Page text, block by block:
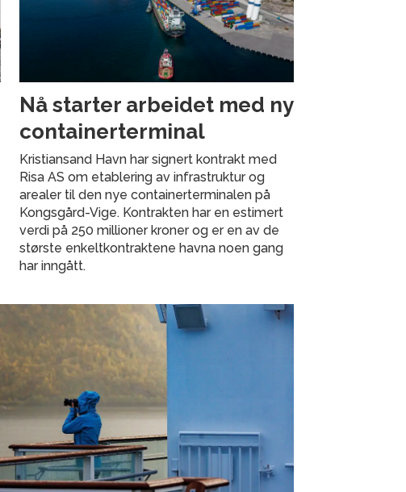
Nå starter arbeidet med ny
containerterminal
Kristiansand Havn har signert kontrakt med
Risa AS om etablering av infrastruktur og
arealer til den nye containerterminalen på
Kongsgård-Vige. Kontrakten har en estimert
verdi på 250 millioner kroner og er en av de
største enkeltkontraktene havna noen gang
har inngått.